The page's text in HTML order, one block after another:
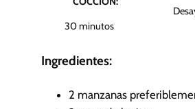
s
30m
n
o
minutos
Ingredientes:
2 manzanas